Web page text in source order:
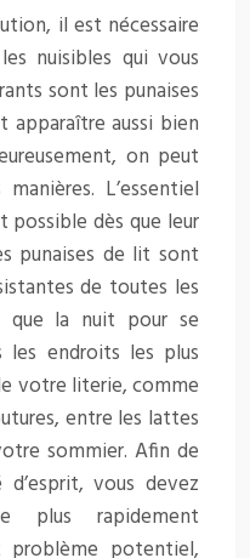
il est nécessaire
nuisibles qui vous
sont les punaises
apparaître aussi bien
on peut
L’essentiel
possible dès que leur
punaises de lit sont
de toutes les
que la nuit pour se
les endroits les plus
votre literie, comme
entre les lattes
sommier. Afin de
vous devez
plus rapidement
potentiel,